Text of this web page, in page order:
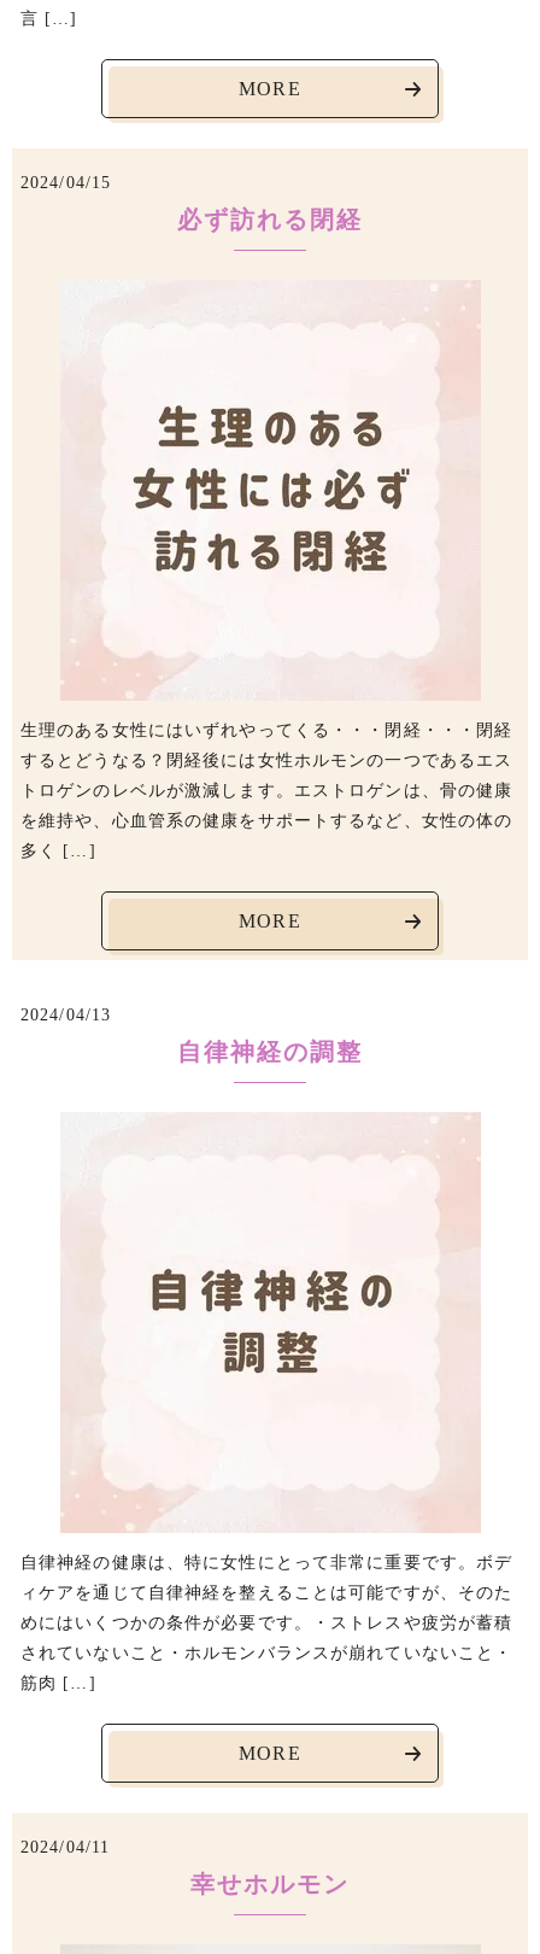
言 […]
MORE
2024/04/15
必ず訪れる閉経
生理のある女性にはいずれやってくる・・・閉経・・・閉経
するとどうなる？閉経後には女性ホルモンの一つであるエス
トロゲンのレベルが激減します。エストロゲンは、骨の健康
を維持や、心血管系の健康をサポートするなど、女性の体の
多く […]
MORE
2024/04/13
自律神経の調整
自律神経の健康は、特に女性にとって非常に重要です。ボデ
ィケアを通じて自律神経を整えることは可能ですが、そのた
めにはいくつかの条件が必要です。・ストレスや疲労が蓄積
されていないこと・ホルモンバランスが崩れていないこと・
筋肉 […]
MORE
2024/04/11
幸せホルモン